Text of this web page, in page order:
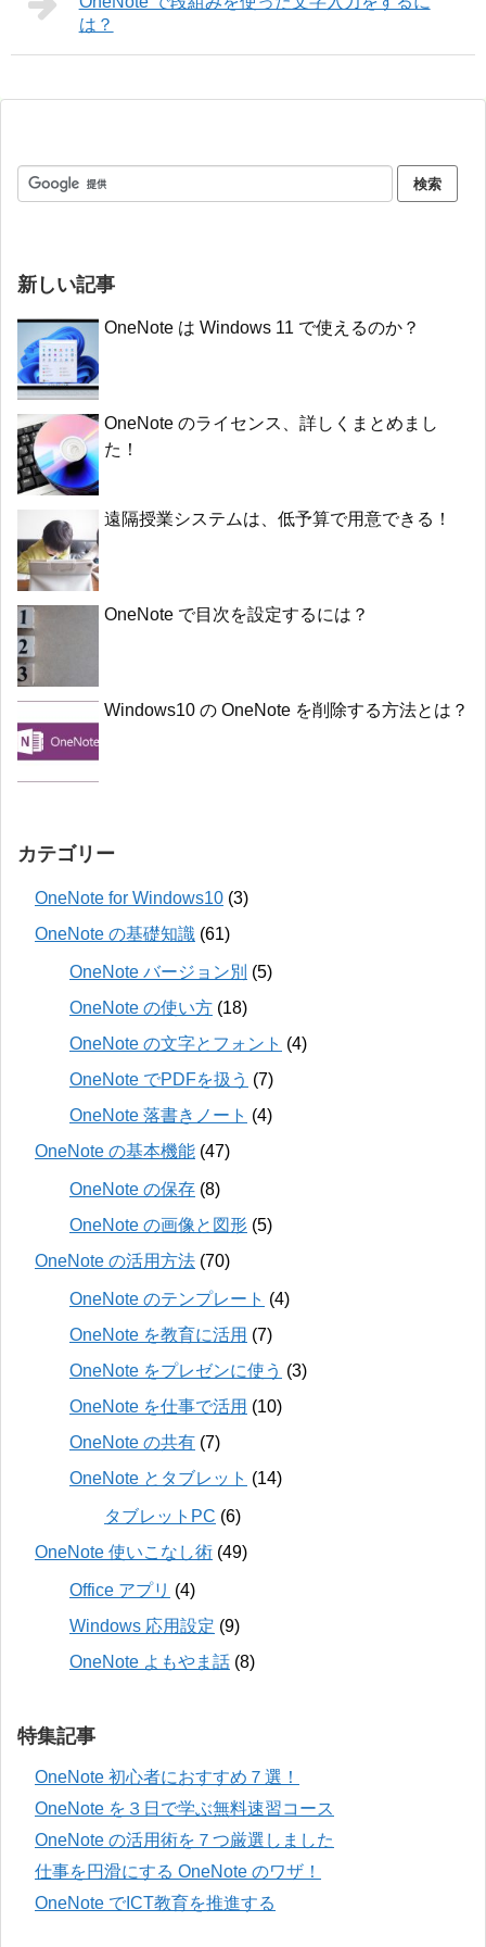
は？
新しい記事
OneNote は Windows 11 で使えるのか？
OneNote のライセンス、詳しくまとめまし
た！
遠隔授業システムは、低予算で用意できる！
OneNote で目次を設定するには？
Windows10 の OneNote を削除する方法とは？
カテゴリー
OneNote for Windows10 (3)
OneNote の基礎知識 (61)
OneNote バージョン別 (5)
OneNote の使い方 (18)
OneNote の文字とフォント (4)
OneNote でPDFを扱う (7)
OneNote 落書きノート (4)
OneNote の基本機能 (47)
OneNote の保存 (8)
OneNote の画像と図形 (5)
OneNote の活用方法 (70)
OneNote のテンプレート (4)
OneNote を教育に活用 (7)
OneNote をプレゼンに使う (3)
OneNote を仕事で活用 (10)
OneNote の共有 (7)
OneNote とタブレット (14)
タブレットPC (6)
OneNote 使いこなし術 (49)
Office アプリ (4)
Windows 応用設定 (9)
OneNote よもやま話 (8)
特集記事
OneNote 初心者におすすめ７選！
OneNote を３日で学ぶ無料速習コース
OneNote の活用術を７つ厳選しました
仕事を円滑にする OneNote のワザ！
OneNote でICT教育を推進する